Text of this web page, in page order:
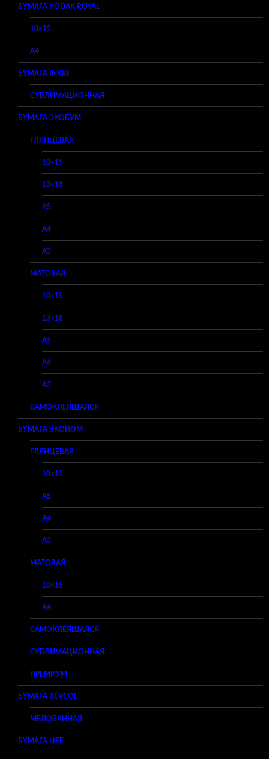
БУМАГА KODAK ROYAL
10×15
A4
БУМАГА INKRF
СУБЛИМАЦИОННАЯ
БУМАГА ЭКОБУМ
ГЛЯНЦЕВАЯ
10×15
13×18
A5
A4
A3
МАТОВАЯ
10×15
13×18
A5
A4
A3
САМОКЛЕЯЩАЯСЯ
БУМАГА ЭКОНОМ
ГЛЯНЦЕВАЯ
10×15
A5
A4
A3
МАТОВАЯ
10×15
A4
САМОКЛЕЯЩАЯСЯ
СУБЛИМАЦИОННАЯ
ПРЕМИУМ
БУМАГА REVCOL
МЕЛОВАННАЯ
БУМАГА LIFE